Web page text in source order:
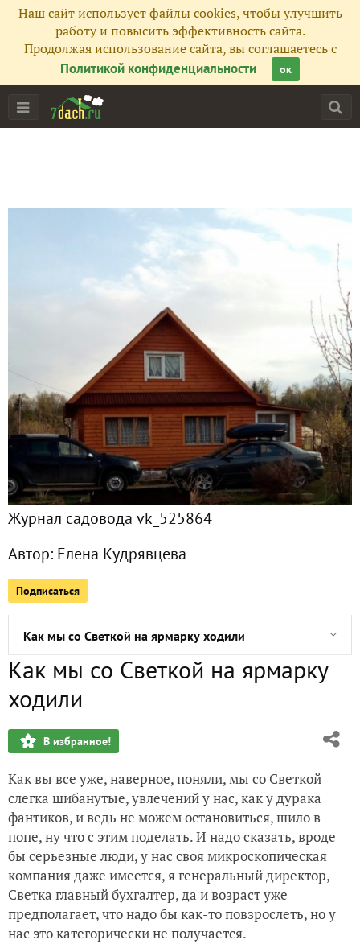
Наш сайт использует файлы cookies, чтобы улучшить
работу и повысить эффективность сайта.
Продолжая использование сайта, вы соглашаетесь с
Политикой конфиденциальности
ок
Журнал садовода vk_525864
Автор: Елена Кудрявцева
Подписаться
Главная
Подписчики 25
Все публикации
Ну куда же без бусиков?
Испытания сушильного агрегата
И еще один подарочек!
И у меня подарочек под ёлочкой!
Помогите вспомнить вкус детства
Подскажите сорт тыквы, у которой много цветков
Катрин. История рождения одной кошки
Почему мы больше не шьем кукол
Как мы со Светкой на ярмарку ходили
Мой первый приз в Семидачье
Как мы со Светкой на ярмарку
ходили
В избранное!
Как вы все уже, наверное, поняли, мы со Светкой
слегка шибанутые, увлечений у нас, как у дурака
фантиков, и ведь не можем остановиться, шило в
попе, ну что с этим поделать. И надо сказать, вроде
бы серьезные люди, у нас своя микроскопическая
компания даже имеется, я генеральный директор,
Светка главный бухгалтер, да и возраст уже
предполагает, что надо бы как-то повзрослеть, но у
нас это категорически не получается.